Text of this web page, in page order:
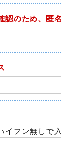
認のため、匿
イフン無しで